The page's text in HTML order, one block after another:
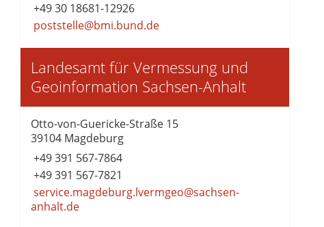
+49 30 18681-12926
poststelle@bmi.bund.de
Landesamt für Vermessung und
Geoinformation Sachsen-Anhalt
Otto-von-Guericke-Straße 15
39104 Magdeburg
+49 391 567-7864
+49 391 567-7821
service.magdeburg.lvermgeo@sachsen-
anhalt.de